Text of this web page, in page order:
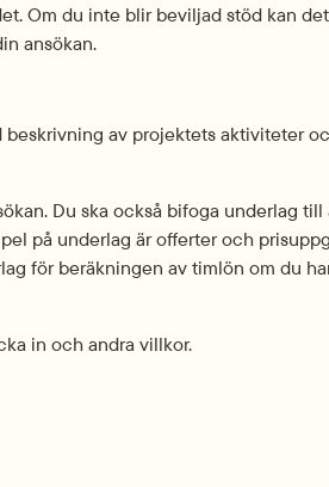
Om du inte blir beviljad stöd kan
ansökan.
av projektets aktiviteter
Du ska också bifoga underlag till
på underlag är offerter och
för beräkningen av timlön om du
in och andra villkor.